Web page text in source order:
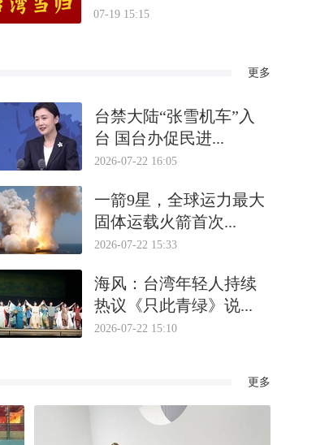
07-19 15:15
更多
台禁大陆“张雪机车”入
台 国台办促民进...
2026-07-22 16:05
一箭9星，全球运力最大
固体运载火箭首次...
2026-07-22 15:33
海风：台湾年轻人持续
热议《只此青绿》说...
2026-07-22 15:10
更多